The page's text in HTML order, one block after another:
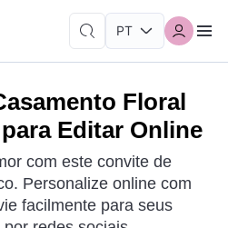
Floral
Editar Online
com este convite de
Personalize online com
facilmente para seus